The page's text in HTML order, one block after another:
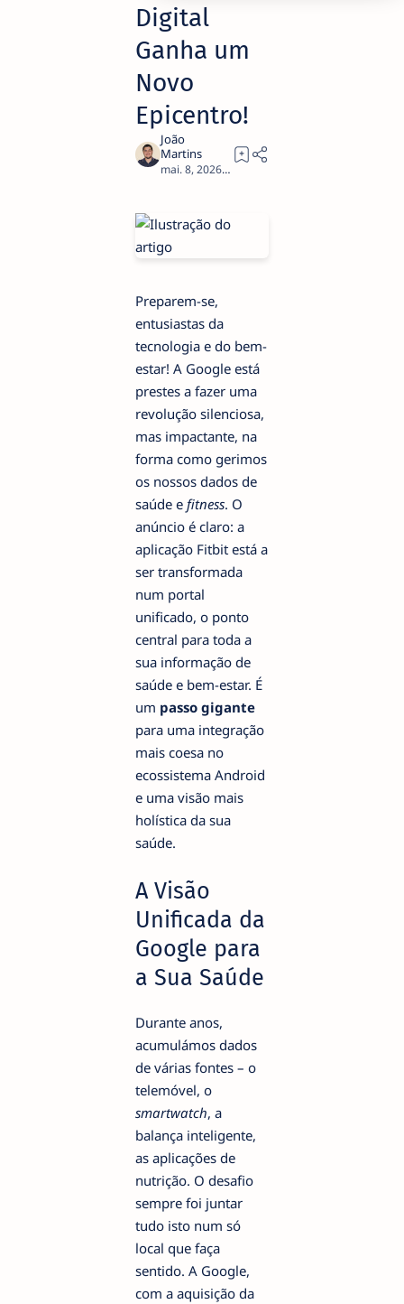
Digital
Ganha um
Novo
Epicentro!
Preparem-se,
entusiastas da
tecnologia e do bem-
estar! A Google está
prestes a fazer uma
revolução silenciosa,
mas impactante, na
forma como gerimos
os nossos dados de
saúde e fitness. O
anúncio é claro: a
aplicação Fitbit está a
ser transformada
num portal
unificado, o ponto
central para toda a
sua informação de
saúde e bem-estar. É
um passo gigante
para uma integração
mais coesa no
ecossistema Android
e uma visão mais
holística da sua
saúde.
A Visão
Unificada da
Google para
a Sua Saúde
Durante anos,
acumulámos dados
de várias fontes – o
telemóvel, o
smartwatch, a
balança inteligente,
as aplicações de
nutrição. O desafio
sempre foi juntar
tudo isto num só
local que faça
sentido. A Google,
com a aquisição da